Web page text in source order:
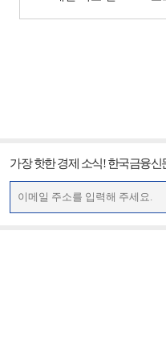
가장 핫한 경제 소식! 한국금융신